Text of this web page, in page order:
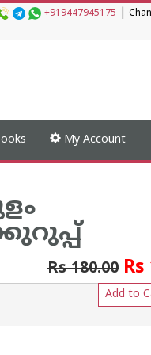
+919447945175
My Account
Rs 180.00 Rs
Add to